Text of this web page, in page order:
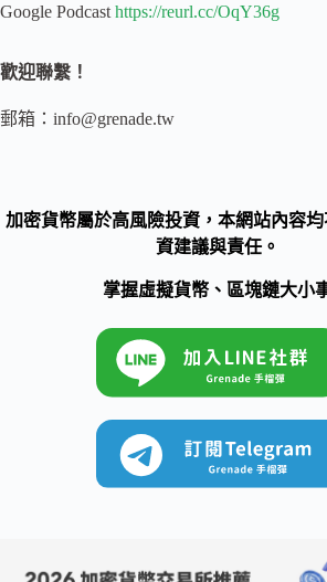
Google Podcast https://reurl.cc/OqY36g
歡迎聯繫！
郵箱： info@grenade.tw
加密貨幣屬於高風險投資，本網站內容
資建議與責任。
掌握虛擬貨幣、區塊鏈大小